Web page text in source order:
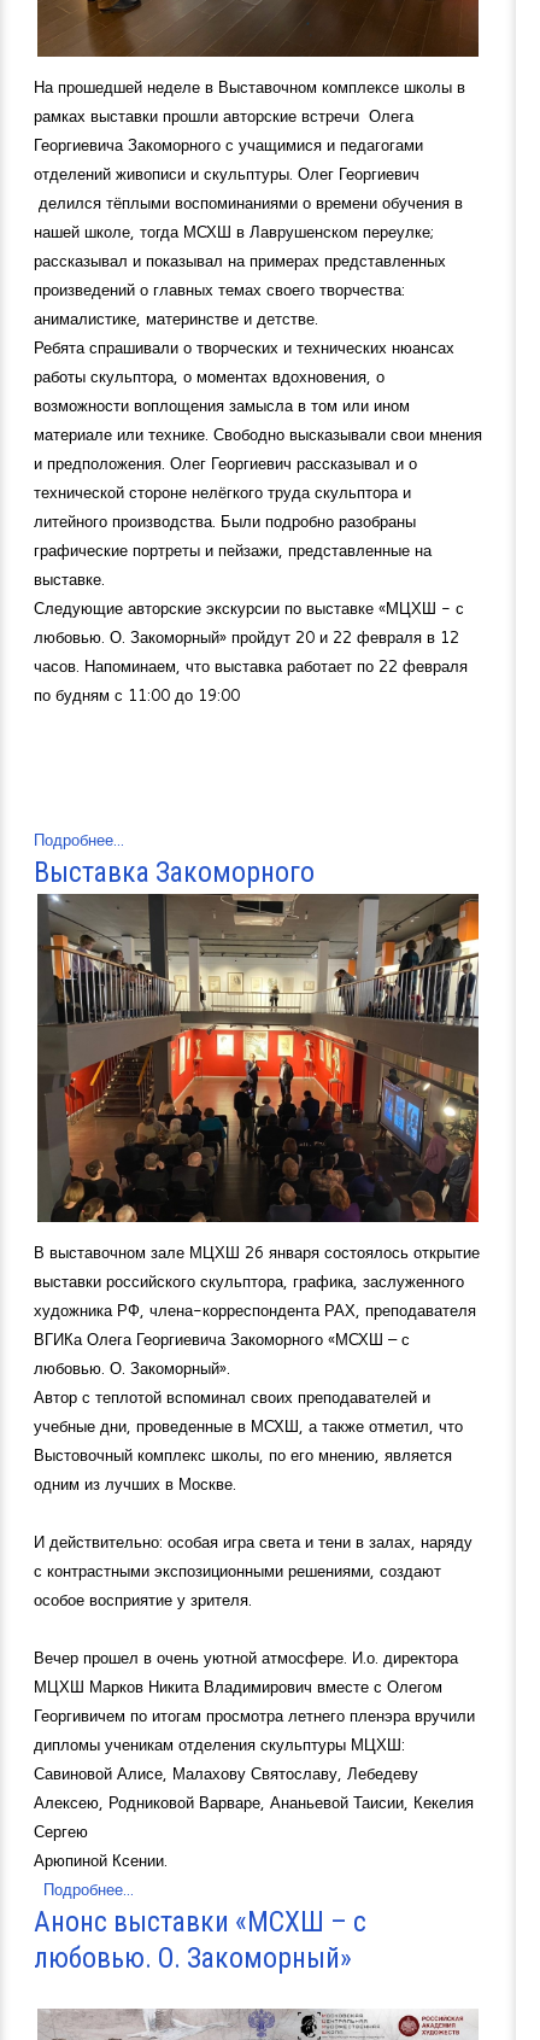
На прошедшей неделе в Выставочном комплексе школы в
рамках выставки прошли авторские встречи Олега
Георгиевича Закоморного с учащимися и педагогами
отделений живописи и скульптуры. Олег Георгиевич
делился тёплыми воспоминаниями о времени обучения в
нашей школе, тогда МСХШ в Лаврушенском переулке;
рассказывал и показывал на примерах представленных
произведений о главных темах своего творчества:
анималистике, материнстве и детстве.
Ребята спрашивали о творческих и технических нюансах
работы скульптора, о моментах вдохновения, о
возможности воплощения замысла в том или ином
материале или технике. Свободно высказывали свои мнения
и предположения. Олег Георгиевич рассказывал и о
технической стороне нелёгкого труда скульптора и
литейного производства. Были подробно разобраны
графические портреты и пейзажи, представленные на
выставке.
Следующие авторские экскурсии по выставке «МЦХШ - с
любовью. О. Закоморный» пройдут 20 и 22 февраля в 12
часов. Напоминаем, что выставка работает по 22 февраля
по будням с 11:00 до 19:00
Подробнее...
Выставка Закоморного
В выставочном зале МЦХШ 26 января состоялось открытие
выставки российского скульптора, графика, заслуженного
художника РФ, члена-корреспондента РАХ, преподавателя
ВГИКа Олега Георгиевича Закоморного «МСХШ – с
любовью. О. Закоморный».
Автор с теплотой вспоминал своих преподавателей и
учебные дни, проведенные в МСХШ, а также отметил, что
Выстовочный комплекс школы, по его мнению, является
одним из лучших в Москве.
И действительно: особая игра света и тени в залах, наряду
с контрастными экспозиционными решениями, создают
особое восприятие у зрителя.
Вечер прошел в очень уютной атмосфере. И.о. директора
МЦХШ Марков Никита Владимирович вместе с Олегом
Георгивичем по итогам просмотра летнего пленэра вручили
дипломы ученикам отделения скульптуры МЦХШ:
Савиновой Алисе, Малахову Святославу, Лебедеву
Алексею, Родниковой Варваре, Ананьевой Таисии, Кекелия
Сергею
Арюпиной Ксении.
Подробнее...
Анонс выставки «МСХШ – с
любовью. О. Закоморный»